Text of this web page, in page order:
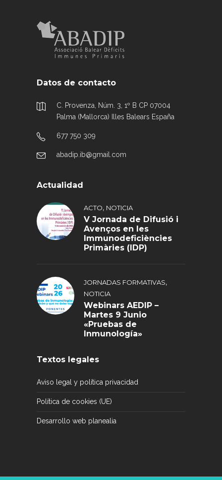
Datos de contacto
C. Provenza, Núm. 3, 1º B CP 07004
Palma (Mallorca) Illes Balears España
677 750 309
abadip.ib@gmail.com
Actualidad
ACTO, NOTICIA
V Jornada de Difusió i
Avenços en les
Immunodeficiències
Primàries (IDP)
JORNADAS FORMATIVAS,
NOTICIA
Webinars AEDIP –
Martes 9 Junio
«Pruebas de
Inmunología»
Textos legales
Aviso legal y política privacidad
Política de cookies (UE)
Desarrollo web planealia